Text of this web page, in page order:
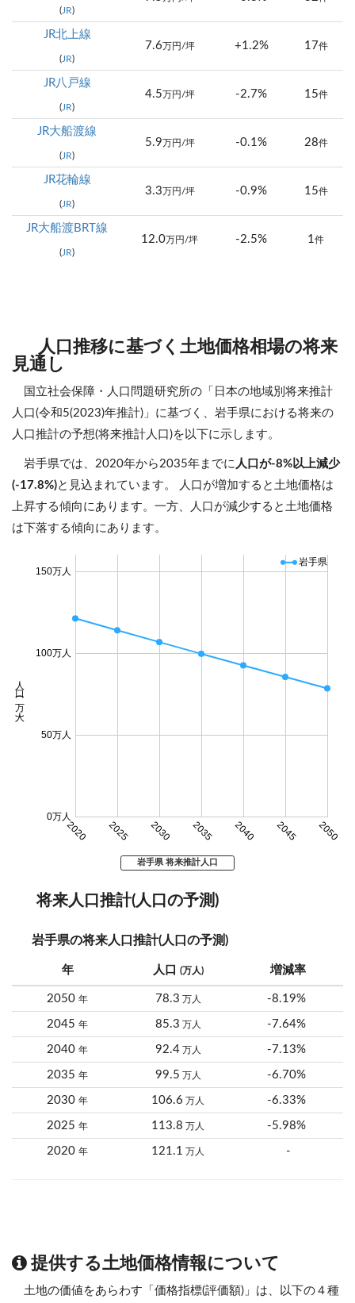
(JR)
JR北上線
(JR)
7.6万円/坪 +1.2% 17件
JR八戸線
(JR)
4.5万円/坪 -2.7% 15件
JR大船渡線
(JR)
5.9万円/坪 -0.1% 28件
JR花輪線
(JR)
3.3万円/坪 -0.9% 15件
JR大船渡BRT線
(JR)
12.0万円/坪 -2.5% 1件
人口推移に基づく土地価格相場の将来
見通し
国立社会保障・人口問題研究所の「日本の地域別将来推計
人口(令和5(2023)年推計)」に基づく、岩手県における将来の
人口推計の予想(将来推計人口)を以下に示します。
岩手県では、2020年から2035年までに 人口が-8%以上減少
(-17.8%)と見込まれています。 人口が増加すると土地価格は
上昇する傾向にあります。一方、人口が減少すると土地価格
は下落する傾向にあります。
2020 2025 2030 2035 2040 2045 2050
0万人
50万人
100万人
150万人
人口 (万人)
岩手県
岩手県 将来推計人口
将来人口推計(人口の予測)
岩手県の将来人口推計(人口の予測)
年 人口 (万人) 増減率
2050 年 78.3 万人 -8.19%
2045 年 85.3 万人 -7.64%
2040 年 92.4万人 -7.13%
2035 年 99.5 万人 -6.70%
2030 年 106.6 万人 -6.33%
2025 年 113.8 万人 -5.98%
2020 年 121.1 万人 -
提供する土地価格情報について
土地の価値をあらわす「価格指標(評価額)」は、以下の４種